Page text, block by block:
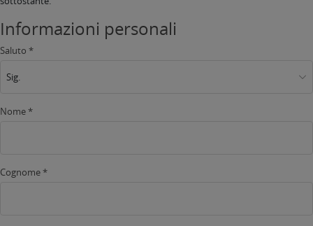
Informazioni personali
Saluto *
Sig.
Nome *
Cognome *